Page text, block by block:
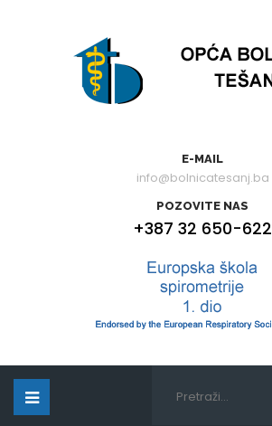
E-MAIL
info@bolnicatesanj.ba
POZOVITE NAS
+387 32 650-622